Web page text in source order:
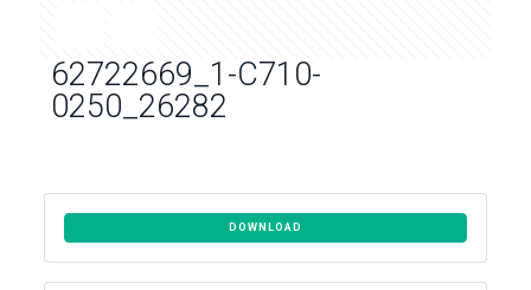
62722669_1-C710-
0250_26282
DOWNLOAD